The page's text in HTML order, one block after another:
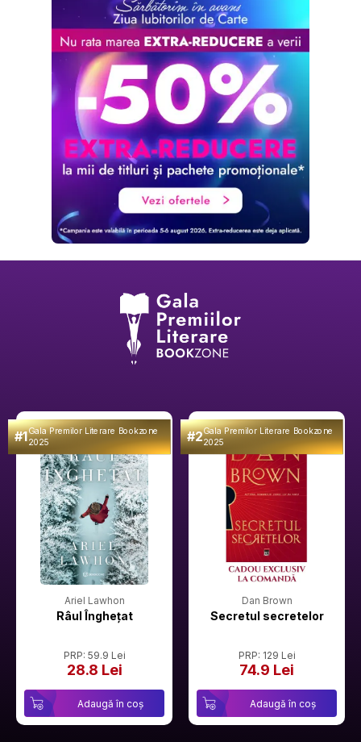
#1Gala Premilor Literare Bookzone
2025
Ariel Lawhon
Râul Înghețat
PRP: 59.9 Lei
28.8 Lei
Adaugă în coș
#2Gala Premilor Literare Bookzone
2025
Dan Brown
Secretul secretelor
PRP: 129 Lei
74.9 Lei
Adaugă în coș